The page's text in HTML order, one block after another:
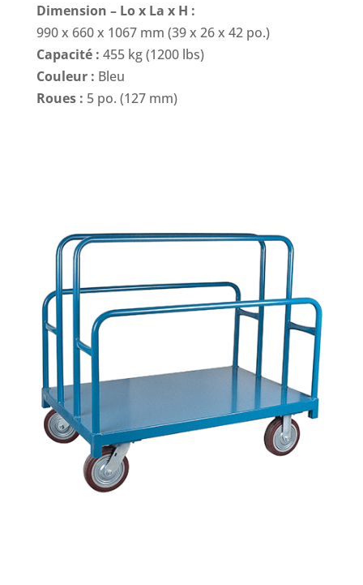
Dimension – Lo x La x H :
990 x 660 x 1067 mm (39 x 26 x 42 po.)
Capacité : 455 kg (1200 lbs)
Couleur : Bleu
Roues : 5 po. (127 mm)